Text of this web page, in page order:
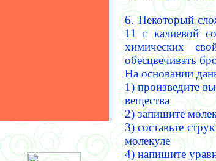
6. Некоторый
11 г калиевой
химических
обесцвечивать
На основании
1) произведите
вещества
2) запишите
3) составьте
молекуле
4) напишите